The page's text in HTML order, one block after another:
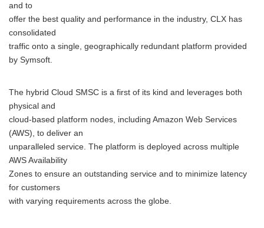
and to
offer the best quality and performance in the industry, CLX has
consolidated
traffic onto a single, geographically redundant platform provided
by Symsoft.
The hybrid Cloud SMSC is a first of its kind and leverages both
physical and
cloud-based platform nodes, including Amazon Web Services
(AWS), to deliver an
unparalleled service. The platform is deployed across multiple
AWS Availability
Zones to ensure an outstanding service and to minimize latency
for customers
with varying requirements across the globe.